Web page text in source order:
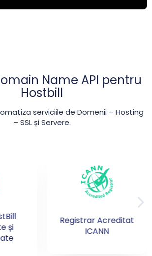
Name API pentru
Hostbill
serviciile de Domenii – Hosting
– SSL și Servere.
Peste 800 de
extensii de domenii